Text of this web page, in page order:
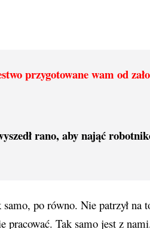
przygotowane wam od
rano, aby nająć
po równo. Nie patrzył na
pracować. Tak samo jest z